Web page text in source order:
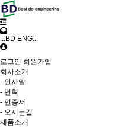
:::BD ENG:::
로그인 회원가입
회사소개
- 인사말
- 연혁
- 인증서
- 오시는길
제품소개